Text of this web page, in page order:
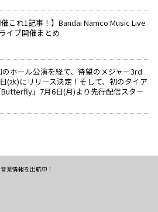
催これ1記事！】Bandai Namco Music Live
イブ開催まとめ
のホール公演を経て、待望のメジャー3rd
(水)にリリース決定！そして、初のタイア
」7月6日(月)より先行配信スター
楽情報を出航中！